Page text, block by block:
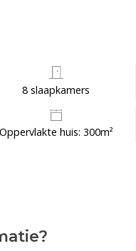
8 slaapkamers
Oppervlakte huis: 300m²